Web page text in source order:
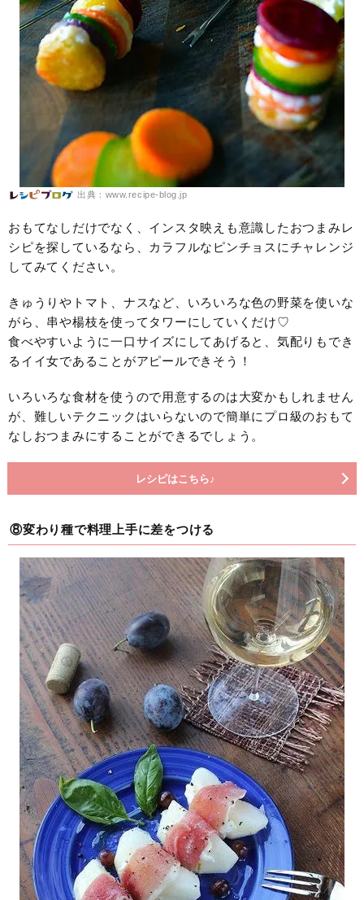
出典：www.recipe-blog.jp
おもてなしだけでなく、インスタ映えも意識したおつまみレ
シピを探しているなら、カラフルなピンチョスにチャレンジ
してみてください。
きゅうりやトマト、ナスなど、いろいろな色の野菜を使いな
がら、串や楊枝を使ってタワーにしていくだけ♡
食べやすいように一口サイズにしてあげると、気配りもでき
るイイ女であることがアピールできそう！
いろいろな食材を使うので用意するのは大変かもしれません
が、難しいテクニックはいらないので簡単にプロ級のおもて
なしおつまみにすることができるでしょう。
レシピはこちら♪
⑧変わり種で料理上手に差をつける